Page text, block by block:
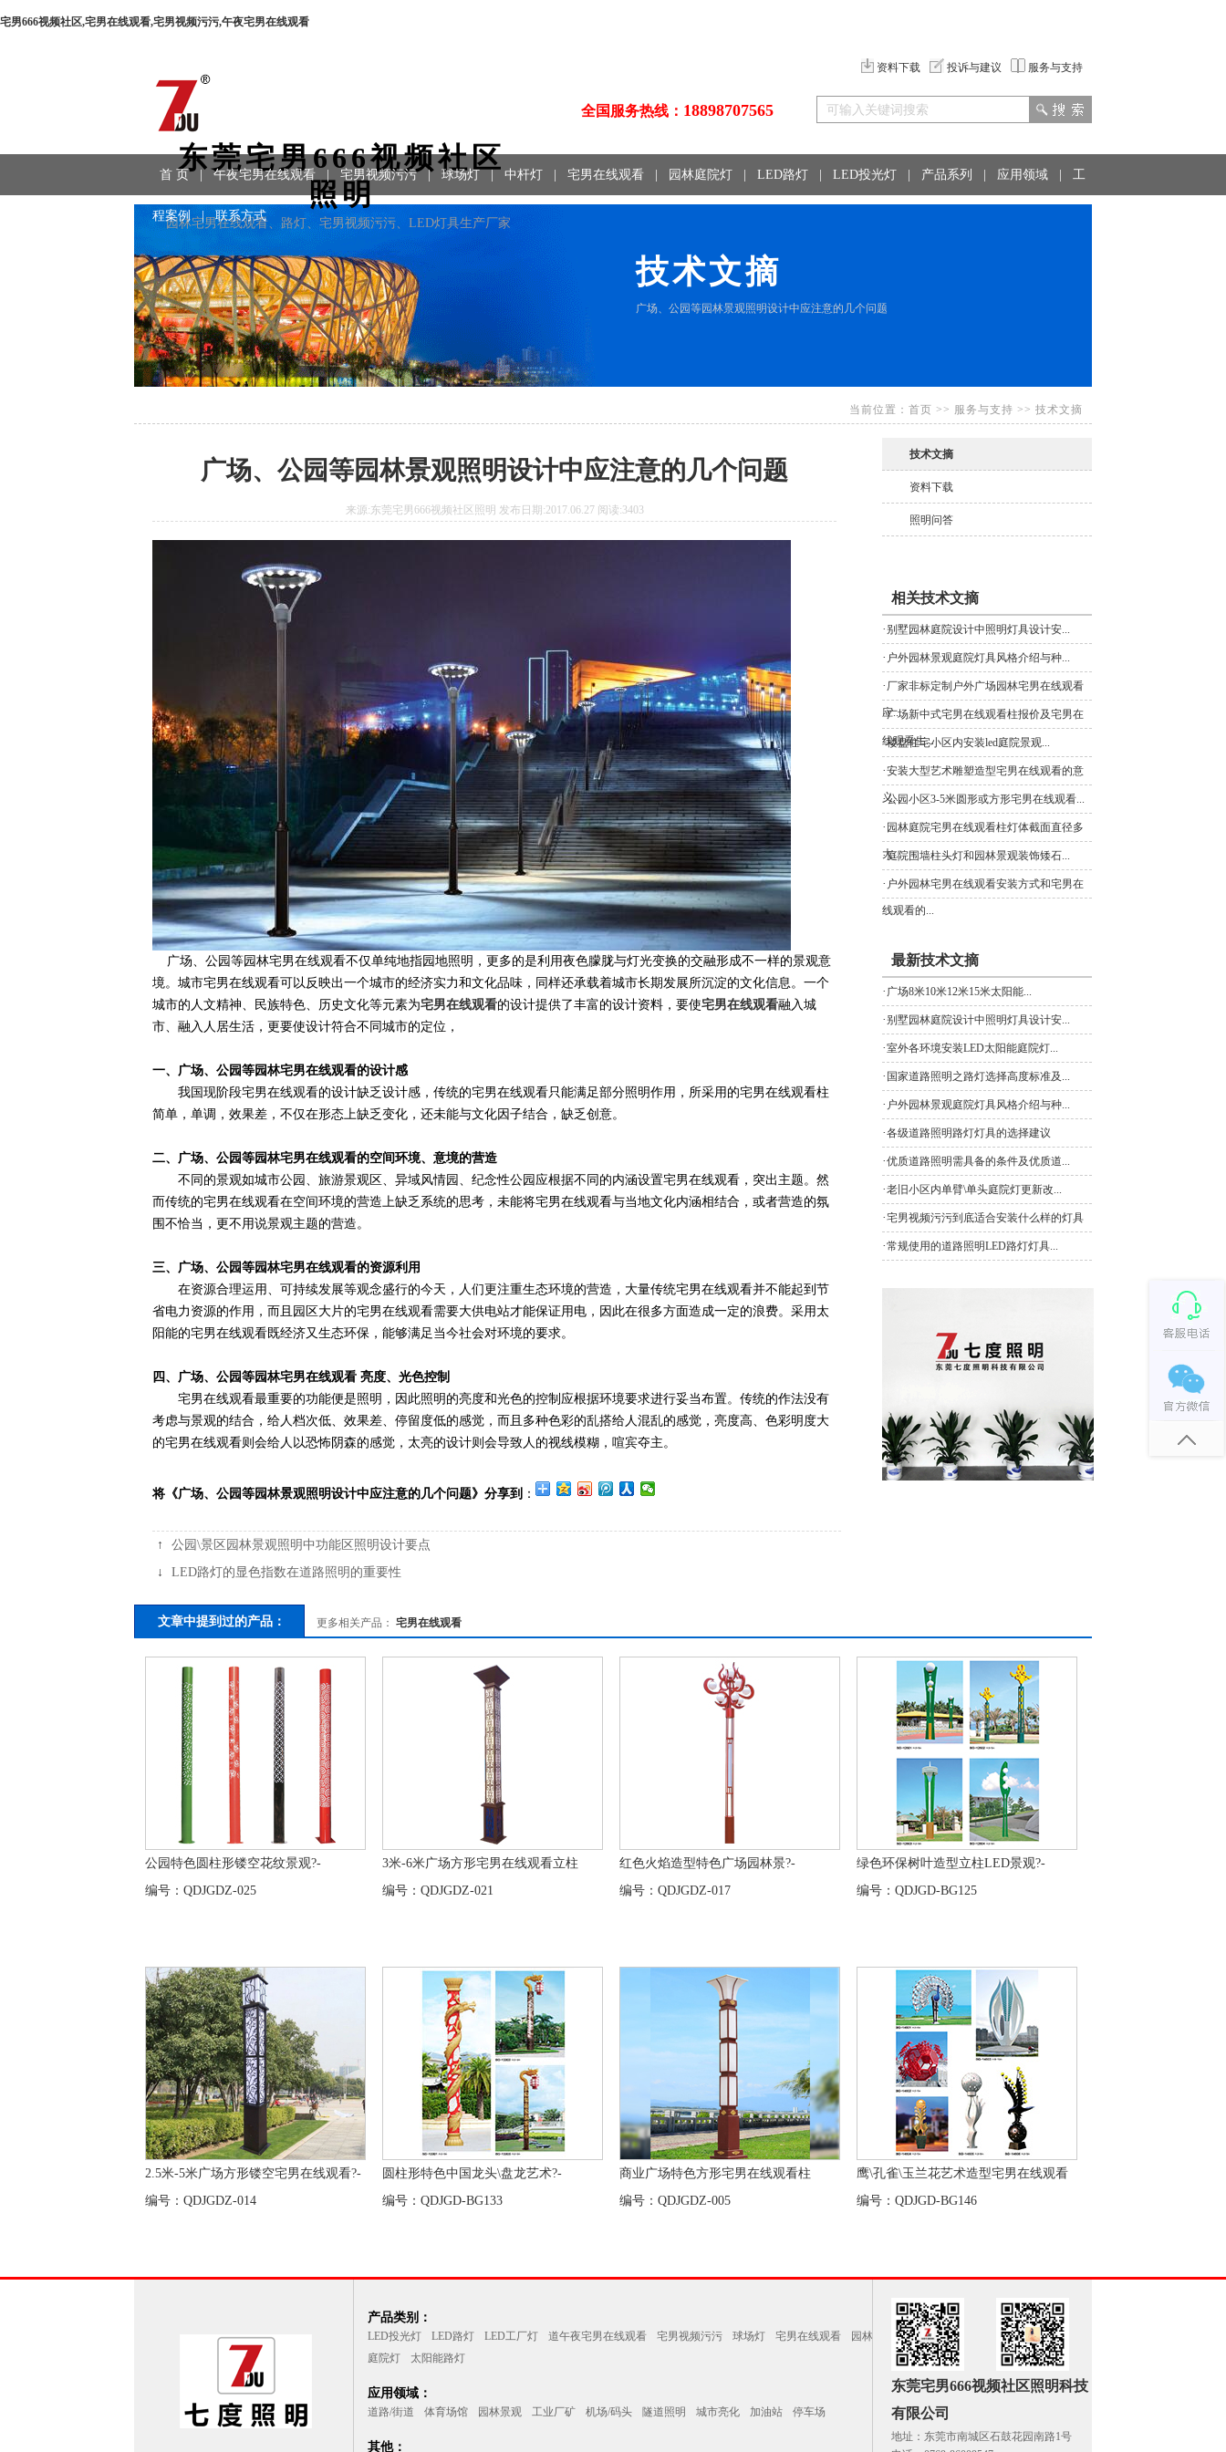
宅男666视频社区,宅男在线观看,宅男视频污污,午夜宅男在线观看
东莞宅男666视频社区
照明
园林宅男在线观看、路灯、宅男视频污污、LED灯具生产厂家
资料下载 投诉与建议 服务与支持
全国服务热线： 18898707565
首 页 午夜宅男在线观看 宅男视频污污 | 球场灯 中杆灯 宅男在线观看 园林庭院灯 LED路灯 LED投光灯 产品系列 应用领域 工
程案例 | 联系方式
技术文摘
广场、公园等园林景观照明设计中应注意的几个问题
当前位置： 首页 >> 服务与支持 >> 技术文摘
广场、公园等园林景观照明设计中应注意的几个问题
来源:东莞宅男666视频社区照明 发布日期:2017.06.27 阅读:3403
广场、公园等园林宅男在线观看不仅单纯地指园地照明，更多的是利用夜色朦胧与灯光变换的交融形成不一样的景观意
境。城市宅男在线观看可以反映出一个城市的经济实力和文化品味，同样还承载着城市长期发展所沉淀的文化信息。一个
城市的人文精神、民族特色、历史文化等元素为宅男在线观看的设计提供了丰富的设计资料，要使宅男在线观看融入城
市、融入人居生活，更要使设计符合不同城市的定位，
一、广场、公园等园林宅男在线观看的设计感
我国现阶段宅男在线观看的设计缺乏设计感，传统的宅男在线观看只能满足部分照明作用，所采用的宅男在线观看柱
简单，单调，效果差，不仅在形态上缺乏变化，还未能与文化因子结合，缺乏创意。
二、广场、公园等园林宅男在线观看的空间环境、意境的营造
不同的景观如城市公园、旅游景观区、异域风情园、纪念性公园应根据不同的内涵设置宅男在线观看，突出主题。然
而传统的宅男在线观看在空间环境的营造上缺乏系统的思考，未能将宅男在线观看与当地文化内涵相结合，或者营造的氛
围不恰当，更不用说景观主题的营造。
三、广场、公园等园林宅男在线观看的资源利用
在资源合理运用、可持续发展等观念盛行的今天，人们更注重生态环境的营造，大量传统宅男在线观看并不能起到节
省电力资源的作用，而且园区大片的宅男在线观看需要大供电站才能保证用电，因此在很多方面造成一定的浪费。采用太
阳能的宅男在线观看既经济又生态环保，能够满足当今社会对环境的要求。
四、广场、公园等园林宅男在线观看 亮度、光色控制
宅男在线观看最重要的功能便是照明，因此照明的亮度和光色的控制应根据环境要求进行妥当布置。传统的作法没有
考虑与景观的结合，给人档次低、效果差、停留度低的感觉，而且多种色彩的乱搭给人混乱的感觉，亮度高、色彩明度大
的宅男在线观看则会给人以恐怖阴森的感觉，太亮的设计则会导致人的视线模糊，喧宾夺主。
将《广场、公园等园林景观照明设计中应注意的几个问题》分享到 ：
↑
公园\景区园林景观照明中功能区照明设计要点
↓
LED路灯的显色指数在道路照明的重要性
技术文摘
资料下载
照明问答
相关技术文摘
·别墅园林庭院设计中照明灯具设计安...
· 户外园林景观庭院灯具风格介绍与种...
· 厂家非标定制户外广场园林宅男在线观看
应...
·广场新中式宅男在线观看柱报价及宅男在
线观看生...
·楼盘住宅小区内安装led庭院景观...
·安装大型艺术雕塑造型宅男在线观看的意
义...
·公园小区3-5米圆形或方形宅男在线观看...
· 园林庭院宅男在线观看柱灯体截面直径多
大...
·庭院围墙柱头灯和园林景观装饰矮石...
· 户外园林宅男在线观看安装方式和宅男在
线观看的...
最新技术文摘
· 广场8米10米12米15米太阳能...
·别墅园林庭院设计中照明灯具设计安...
·室外各环境安装LED太阳能庭院灯...
· 国家道路照明之路灯选择高度标准及...
· 户外园林景观庭院灯具风格介绍与种...
·各级道路照明路灯灯具的选择建议
·优质道路照明需具备的条件及优质道...
·老旧小区内单臂\单头庭院灯更新改...
·宅男视频污污到底适合安装什么样的灯具
·常规使用的道路照明LED路灯灯具...
文章中提到过的产品： 更多相关产品： 宅男在线观看
公园特色圆柱形镂空花纹景观?-
编号：QDJGDZ-025
3米-6米广场方形宅男在线观看立柱
编号：QDJGDZ-021
红色火焰造型特色广场园林景?-
编号：QDJGDZ-017
绿色环保树叶造型立柱LED景观?-
编号：QDJGD-BG125
2.5米-5米广场方形镂空宅男在线观看?-
编号：QDJGDZ-014
圆柱形特色中国龙头\盘龙艺术?-
编号：QDJGD-BG133
商业广场特色方形宅男在线观看柱
编号：QDJGDZ-005
鹰\孔雀\玉兰花艺术造型宅男在线观看
编号：QDJGD-BG146
产品类别：
LED投光灯 LED路灯 LED工厂灯 道午夜宅男在线观看 宅男视频污污 球场灯 宅男在线观看
园林
庭院灯
太阳能路灯
应用领域：
道路/街道 体育场馆 园林景观 工业厂矿 机场/码头 隧道照明 城市亮化 加油站 停车场
其他：
东莞宅男666视频社区照明科技
有限公司
地址：东莞市南城区石鼓花园南路1号